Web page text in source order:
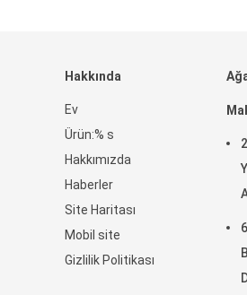
Hakkında
Ev
Ürün:% s
Hakkımızda
Haberler
Site Haritası
Mobil site
Gizlilik Politikası